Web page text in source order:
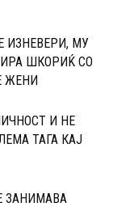
ИЗНЕВЕРИ, МУ
ШКОРИЌ СО
ЖЕНИ
И НЕ
ТАГА КАЈ
ЗАНИМАВА